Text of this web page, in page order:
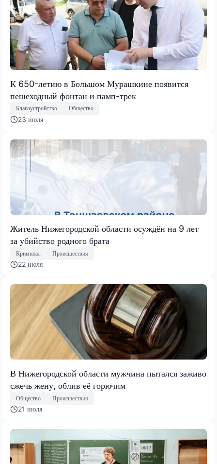
К 650-летию в Большом Мурашкине появится
пешеходный фонтан и памп-трек
Благоустройство Общество
23 июля
Житель Нижегородской области осуждён на 9 лет
за убийство родного брата
Криминал Происшествия
22 июля
В Нижегородской области мужчина пытался заживо
сжечь жену, облив её горючим
Общество Происшествия
21 июля